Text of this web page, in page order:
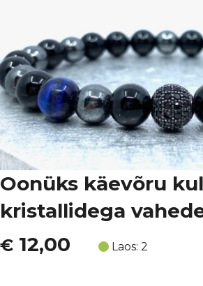
Oonüks käevõru
kristallidega
€ 12,00 Laos: 2